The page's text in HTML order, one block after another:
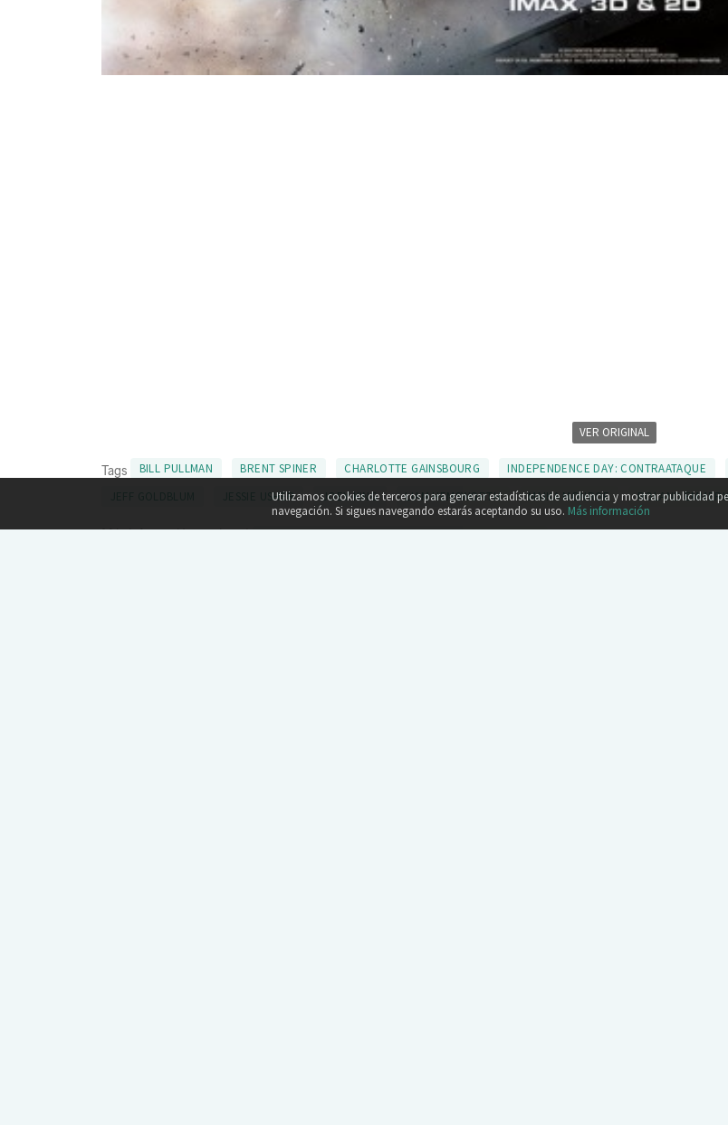
VER ORIGINAL
Tags BILL PULLMAN BRENT SPINER CHARLOTTE GAINSBOURG INDEPENDENCE DAY: CONTRAATAQUE
JESSIE USHER JOEY KING LIAM HEMSWORTH MAIKA MONROE ROLAND
Utilizamos cookies de terceros para generar estadísticas de audiencia y mostrar publicidad
navegación. Si sigues navegando estarás aceptando su uso. Más información